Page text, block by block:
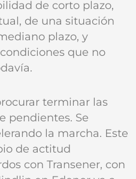
de corto plazo,
de una situación
plazo, y
que no
terminar las
pendientes. Se
la marcha. Este
de actitud
con Transener, con